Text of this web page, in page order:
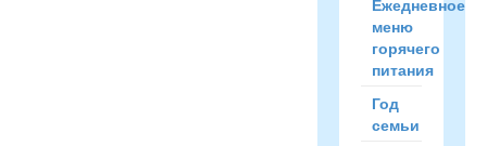
Ежедневное
меню
горячего
питания
Год
семьи